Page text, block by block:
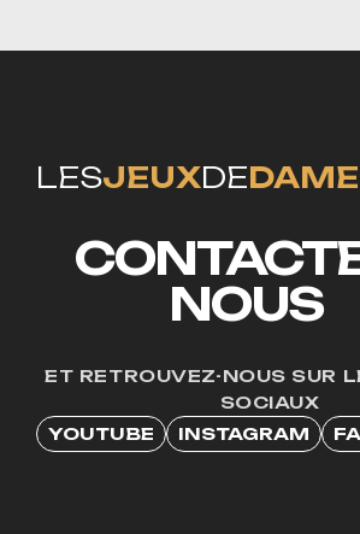
LESJEUXDE
NOUS
ET RETROUVEZ-NOUS SUR
SOCIAUX
YOUTUBE
INSTAGRAM